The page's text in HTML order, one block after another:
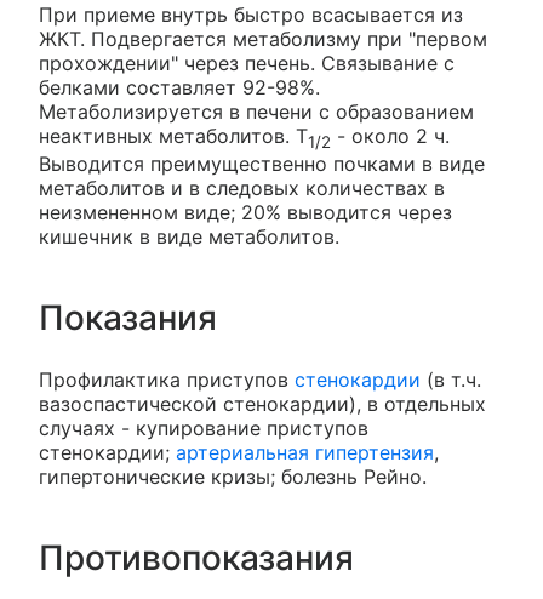
При приеме внутрь быстро всасывается из
ЖКТ. Подвергается метаболизму при "первом
прохождении" через печень. Связывание с
белками составляет 92-98%.
Метаболизируется в печени с образованием
неактивных метаболитов. T1/2 - около 2 ч.
Выводится преимущественно почками в виде
метаболитов и в следовых количествах в
неизмененном виде; 20% выводится через
кишечник в виде метаболитов.
Показания
Профилактика приступов стенокардии (в т.ч.
вазоспастической стенокардии), в отдельных
случаях - купирование приступов
стенокардии; артериальная гипертензия,
гипертонические кризы; болезнь Рейно.
Противопоказания